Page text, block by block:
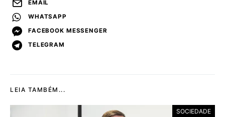
EMAIL
WHATSAPP
FACEBOOK MESSENGER
TELEGRAM
LEIA TAMBÉM...
SOCIEDADE